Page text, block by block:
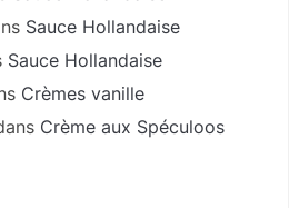
Sauce Hollandaise
Sauce Hollandaise
Crèmes vanille
Crème aux Spéculoos